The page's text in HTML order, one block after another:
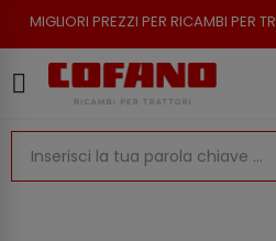
PER RICAMBI PER TRATTORI -